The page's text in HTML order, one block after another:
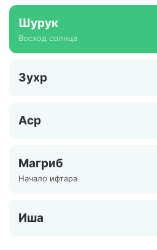
Шурук
Восход солнца
Зухр
Аср
Магриб
Начало ифтара
Иша